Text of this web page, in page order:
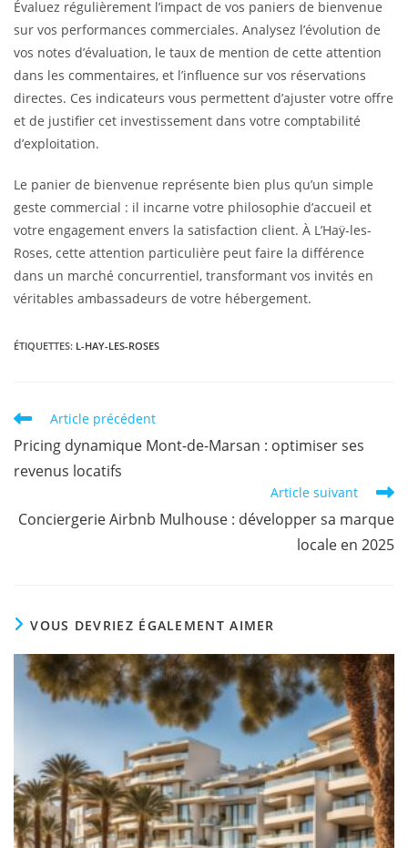
Évaluez régulièrement l’impact de vos paniers de bienvenue
sur vos performances commerciales. Analysez l’évolution de
vos notes d’évaluation, le taux de mention de cette attention
dans les commentaires, et l’influence sur vos réservations
directes. Ces indicateurs vous permettent d’ajuster votre offre
et de justifier cet investissement dans votre comptabilité
d’exploitation.
Le panier de bienvenue représente bien plus qu’un simple
geste commercial : il incarne votre philosophie d’accueil et
votre engagement envers la satisfaction client. À L’Haÿ-les-
Roses, cette attention particulière peut faire la différence
dans un marché concurrentiel, transformant vos invités en
véritables ambassadeurs de votre hébergement.
ÉTIQUETTES: L-HAY-LES-ROSES
Article précédent
Pricing dynamique Mont-de-Marsan : optimiser ses
revenus locatifs
Article suivant
Conciergerie Airbnb Mulhouse : développer sa marque
locale en 2025
VOUS DEVRIEZ ÉGALEMENT AIMER